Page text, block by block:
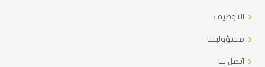
التوظيف
مسؤوليتنا
اتصل بنا